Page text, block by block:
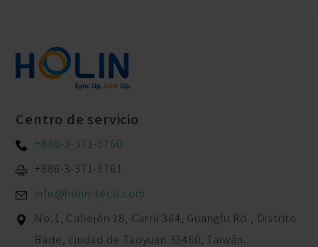
Centro de servicio
+886-3-371-5760
+886-3-371-5761
info@holin-tech.com
No.1, Callejón 18, Carril 364, Guangfu Rd.,
Distrito
Bade, ciudad de Taoyuan 33460 Taiwán.